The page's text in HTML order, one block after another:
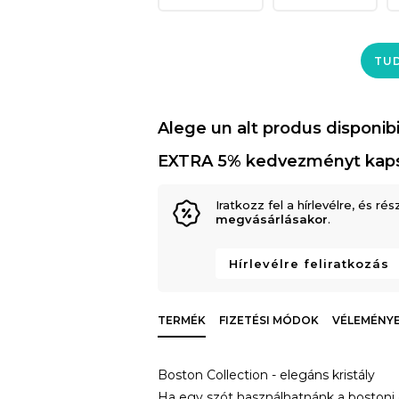
Alege un alt produs
EXTRA 5% kedvezményt
Iratkozz fel a hírlevélre, és
megvásárlásakor.
Hírlevélre feliratkozás
TERMÉK FIZETÉSI MÓDOK
Boston Collection - elegáns kristály